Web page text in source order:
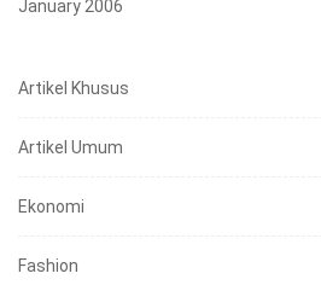
January 2006
Artikel Khusus
Artikel Umum
Ekonomi
Fashion